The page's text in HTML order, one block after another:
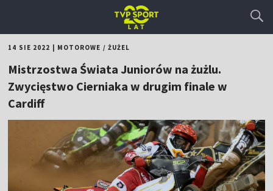
14 SIE 2022 MOTOROWE / ŻUŻEL
Mistrzostwa Świata Juniorów na żużlu.
Zwycięstwo Cierniaka w drugim finale w
Cardiff